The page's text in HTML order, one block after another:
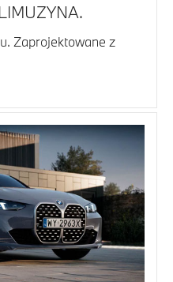
Zaprojektowane z